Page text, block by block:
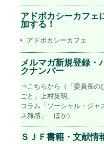
アドボカシーカフェ
加する！
アドボカシーカフェ
メルマガ新規登録・
クナンバー
⇒こちらから（「委員長の
ごと」上村英明,
コラム「ソーシャル・ジャ
ス雑感」 ほか）
ＳＪＦ書籍・文献情